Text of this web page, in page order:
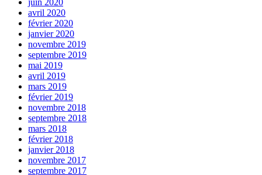
avril 2020
février 2020
janvier 2020
novembre 2019
septembre 2019
mai 2019
avril 2019
mars 2019
février 2019
novembre 2018
septembre 2018
mars 2018
février 2018
janvier 2018
novembre 2017
septembre 2017